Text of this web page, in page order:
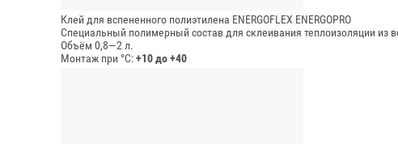
Клей для вспененного полиэтилена ENERGOFLEX ENERGOPRO
Специальный полимерный состав для склеивания теплоизоляции из
Объём 0,8—2 л.
Монтаж при °C:+10 до +40